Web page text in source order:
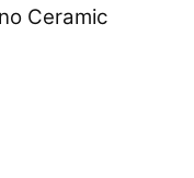
Ceramic